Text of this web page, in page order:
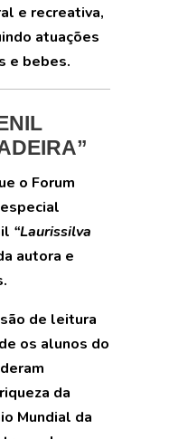
e recreativa,
atuações
e bebes.
o Forum
“Laurissilva
autora e
de leitura
os alunos do
da
Mundial da